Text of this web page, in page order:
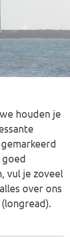
houden je
vul je zoveel
over ons
(longread).